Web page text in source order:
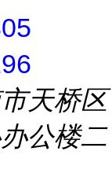
天桥区
公楼二